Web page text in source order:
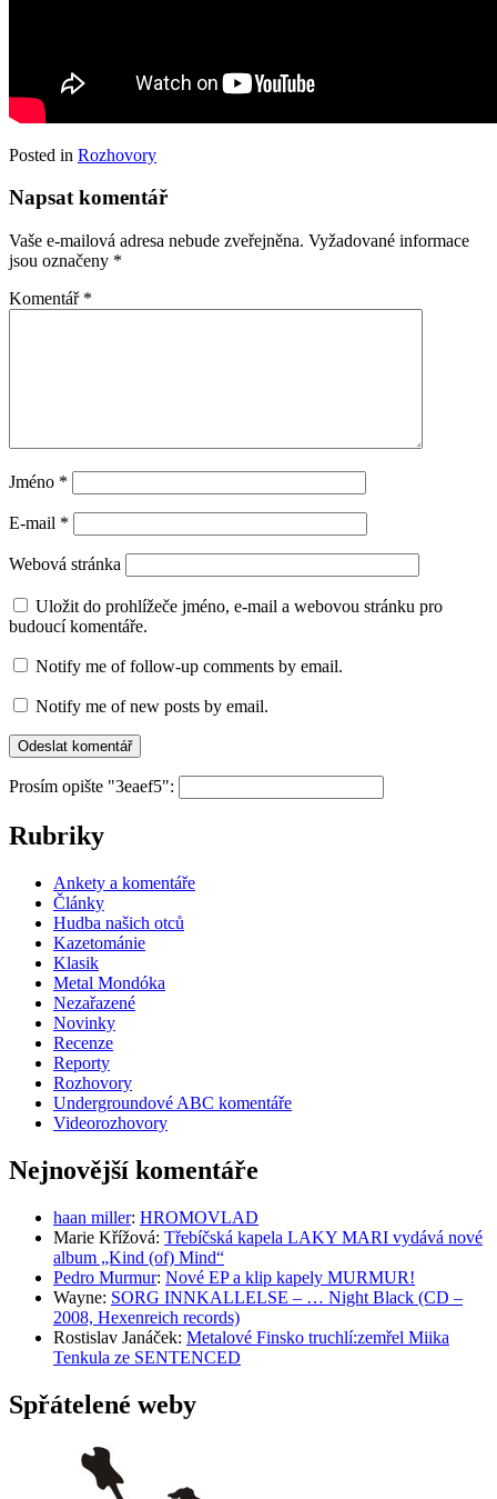
Posted in Rozhovory
Napsat komentář
Vaše e-mailová adresa nebude zveřejněna. Vyžadované informace
jsou označeny *
Komentář *
Jméno *
E-mail *
Webová stránka
Uložit do prohlížeče jméno, e-mail a webovou stránku pro
budoucí komentáře.
Notify me of follow-up comments by email.
Notify me of new posts by email.
Prosím opište "3eaef5":
Rubriky
Ankety a komentáře
Články
Hudba našich otců
Kazetománie
Klasik
Metal Mondóka
Nezařazené
Novinky
Recenze
Reporty
Rozhovory
Undergroundové ABC komentáře
Videorozhovory
Nejnovější komentáře
haan miller: HROMOVLAD
Marie Křížová: Třebíčská kapela LAKY MARI vydává nové
album „Kind (of) Mind“
Pedro Murmur: Nové EP a klip kapely MURMUR!
Wayne: SORG INNKALLELSE – … Night Black (CD –
2008, Hexenreich records)
Rostislav Janáček: Metalové Finsko truchlí:zemřel Miika
Tenkula ze SENTENCED
Spřátelené weby